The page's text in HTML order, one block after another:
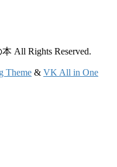
All Rights Reserved.
Theme & VK All in One